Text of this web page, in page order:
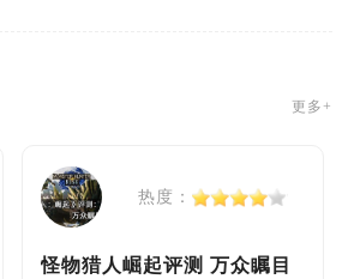
更多+
热度：
怪物猎人崛起评测 万众瞩目